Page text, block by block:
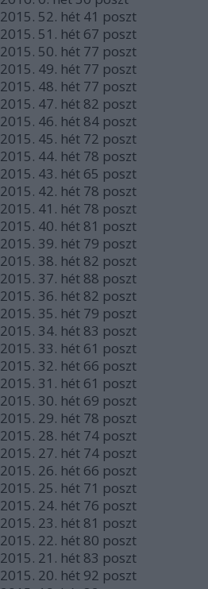
2015. 52. hét 41 poszt
2015. 51. hét 67 poszt
2015. 50. hét 77 poszt
2015. 49. hét 77 poszt
2015. 48. hét 77 poszt
2015. 47. hét 82 poszt
2015. 46. hét 84 poszt
2015. 45. hét 72 poszt
2015. 44. hét 78 poszt
2015. 43. hét 65 poszt
2015. 42. hét 78 poszt
2015. 41. hét 78 poszt
2015. 40. hét 81 poszt
2015. 39. hét 79 poszt
2015. 38. hét 82 poszt
2015. 37. hét 88 poszt
2015. 36. hét 82 poszt
2015. 35. hét 79 poszt
2015. 34. hét 83 poszt
2015. 33. hét 61 poszt
2015. 32. hét 66 poszt
2015. 31. hét 61 poszt
2015. 30. hét 69 poszt
2015. 29. hét 78 poszt
2015. 28. hét 74 poszt
2015. 27. hét 74 poszt
2015. 26. hét 66 poszt
2015. 25. hét 71 poszt
2015. 24. hét 76 poszt
2015. 23. hét 81 poszt
2015. 22. hét 80 poszt
2015. 21. hét 83 poszt
2015. 20. hét 92 poszt